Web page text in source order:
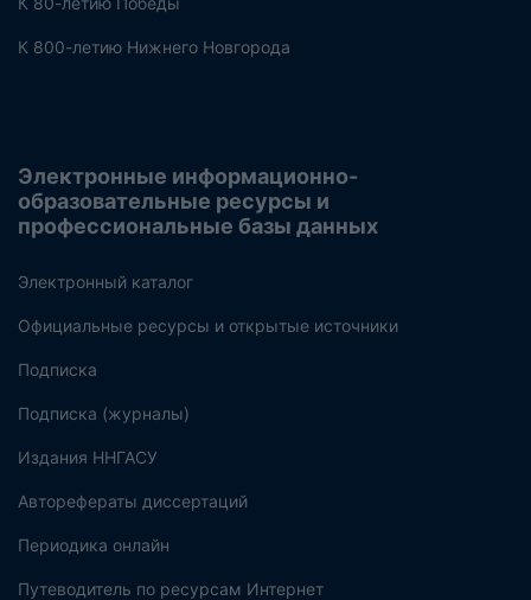
К 800-летию Нижнего Новгорода
Электронные информационно-
образовательные ресурсы и
профессиональные базы данных
Электронный каталог
Официальные ресурсы и открытые источники
Подписка
Подписка (журналы)
Издания ННГАСУ
Авторефераты диссертаций
Периодика онлайн
Путеводитель по ресурсам Интернет